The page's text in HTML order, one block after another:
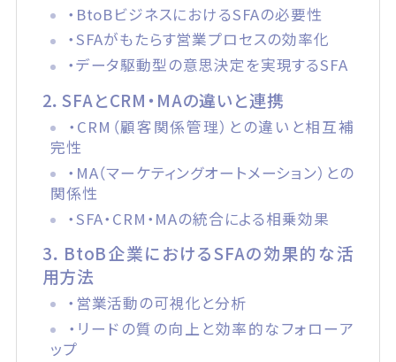
・BtoBビジネスにおけるSFAの必要性
・SFAがもたらす営業プロセスの効率化
・データ駆動型の意思決定を実現するSFA
2．SFAとCRM・MAの違いと連携
・CRM（顧客関係管理）との違いと相互補
完性
・MA（マーケティングオートメーション）との
関係性
・SFA・CRM・MAの統合による相乗効果
3．BtoB企業におけるSFAの効果的な活
用方法
・営業活動の可視化と分析
・リードの質の向上と効率的なフォローア
ップ